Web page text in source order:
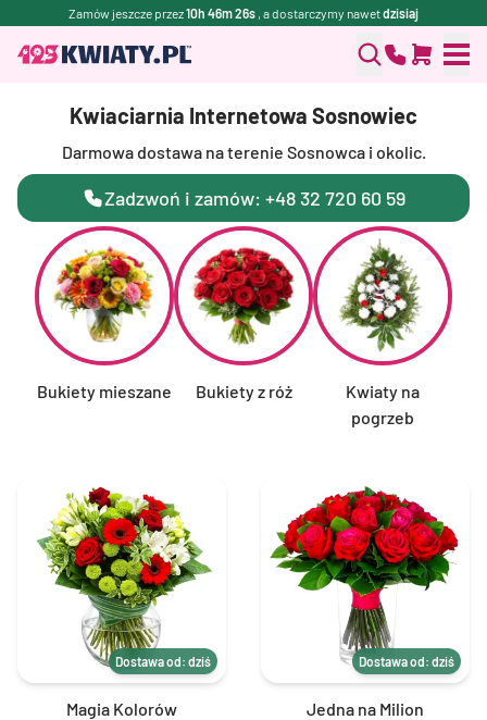
Zamów jeszcze przez10h 46m 25s , a dostarczymy nawetdzisiaj
Kwiaciarnia Internetowa Sosnowiec
Darmowa dostawa na terenie Sosnowca i okolic.
Zadzwoń i zamów: +48 32 720 60 59
Bukiety mieszane Bukiety z róż
Kwiaty na
pogrzeb
Dostawa od: dziś
Magia Kolorów
Dostawa od: dziś
Jedna na Milion